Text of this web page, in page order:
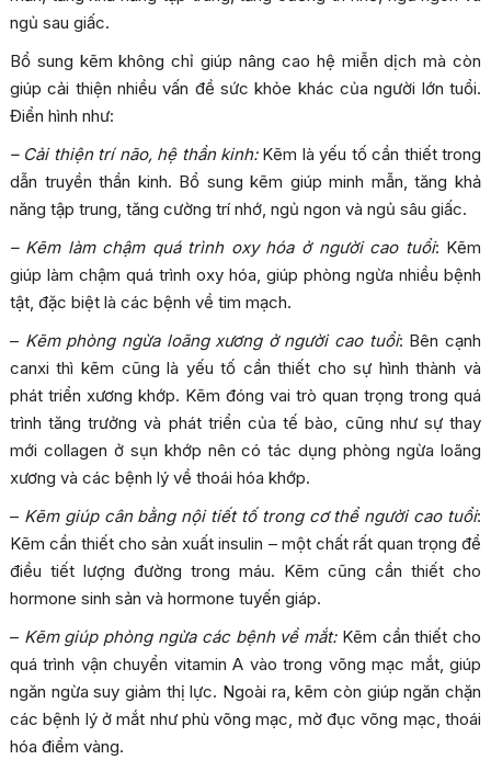
ngủ sau giấc.
Bổ sung kẽm không chỉ giúp nâng cao hệ miễn dịch mà còn
giúp cải thiện nhiều vấn đề sức khỏe khác của người lớn tuổi.
Điển hình như:
– Cải thiện trí não, hệ thần kinh:Kẽm là yếu tố cần thiết trong
dẫn truyền thần kinh. Bổ sung kẽm giúp minh mẫn, tăng khả
năng tập trung, tăng cường trí nhớ, ngủ ngon và ngủ sâu giấc.
– Kẽm làm chậm quá trình oxy hóa ở người cao tuổi: Kẽm
giúp làm chậm quá trình oxy hóa, giúp phòng ngừa nhiều bệnh
tật, đặc biệt là các bệnh về tim mạch.
– Kẽm phòng ngừa loãng xương ở người cao tuổi: Bên cạnh
canxi thì kẽm cũng là yếu tố cần thiết cho sự hình thành và
phát triển xương khớp. Kẽm đóng vai trò quan trọng trong quá
trình tăng trưởng và phát triển của tế bào, cũng như sự thay
mới collagen ở sụn khớp nên có tác dụng phòng ngừa loãng
xương và các bệnh lý về thoái hóa khớp.
– Kẽm giúp cân bằng nội tiết tố trong cơ thể người cao tuổi:
Kẽm cần thiết cho sản xuất insulin – một chất rất quan trọng để
điều tiết lượng đường trong máu. Kẽm cũng cần thiết cho
hormone sinh sản và hormone tuyến giáp.
– Kẽm giúp phòng ngừa các bệnh về mắt:Kẽm cần thiết cho
quá trình vận chuyển vitamin A vào trong võng mạc mắt, giúp
ngăn ngừa suy giảm thị lực. Ngoài ra, kẽm còn giúp ngăn chặn
các bệnh lý ở mắt như phù võng mạc, mờ đục võng mạc, thoái
hóa điểm vàng.